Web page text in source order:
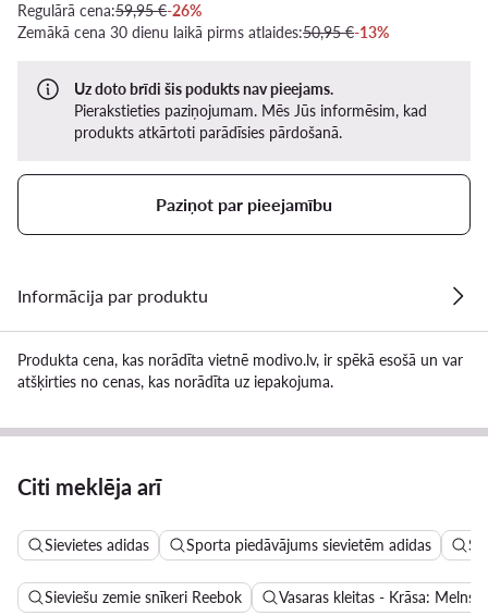
Regulārā cena:59,95 €-26%
Zemākā cena 30 dienu laikā pirms atlaides:50,95 €-13%
Uz doto brīdi šis podukts nav pieejams.
Pierakstieties paziņojumam. Mēs Jūs informēsim, kad
produkts atkārtoti parādīsies pārdošanā.
Paziņot par pieejamību
Informācija par produktu
Produkta cena, kas norādīta vietnē modivo.lv, ir spēkā esošā un var
atšķirties no cenas, kas norādīta uz iepakojuma.
Citi meklēja arī
Sievietes adidas Sporta piedāvājums sievietēm adidas
Sieviešu zemie snīkeri Reebok Vasaras kleitas - Krāsa: Melns